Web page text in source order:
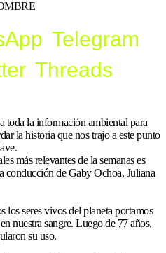
Telegram
Threads
toda la información ambiental para
la historia que nos trajo a este punto
más relevantes de la semanas es
conducción de Gaby Ochoa, Juliana
los seres vivos del planeta portamos
nuestra sangre. Luego de 77 años,
su uso.